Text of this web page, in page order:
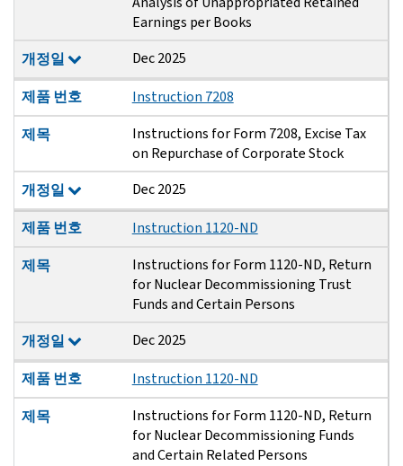
Earnings per Books
개정일
Dec 2025
제품 번호
Instruction 7208
제목
Instructions for Form 7208, Excise Tax
on Repurchase of Corporate Stock
개정일
Dec 2025
제품 번호
Instruction 1120-ND
제목
Instructions for Form 1120-ND, Return
for Nuclear Decommissioning Trust
Funds and Certain Persons
개정일
Dec 2025
제품 번호
Instruction 1120-ND
제목
Instructions for Form 1120-ND, Return
for Nuclear Decommissioning Funds
and Certain Related Persons